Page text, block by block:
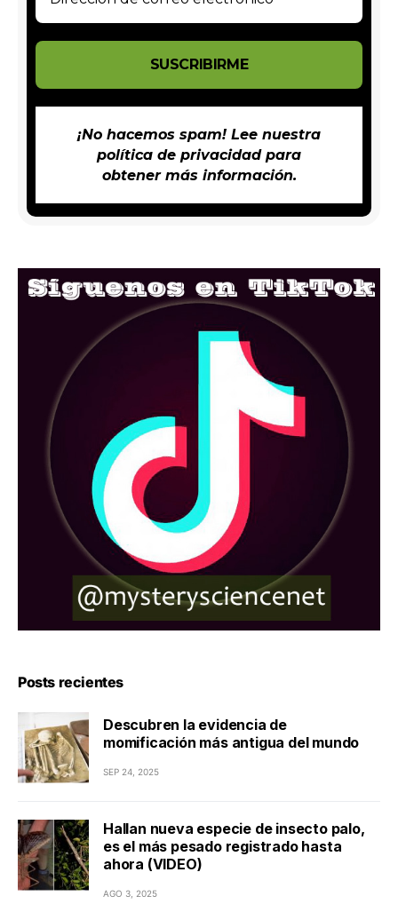
¡No hacemos spam! Lee nuestra
política de privacidadpara
obtener más información.
Posts recientes
Descubren la evidencia de
momificación más antigua del mundo
SEP 24, 2025
Hallan nueva especie de insecto palo,
es el más pesado registrado hasta
ahora (VIDEO)
AGO 3, 2025